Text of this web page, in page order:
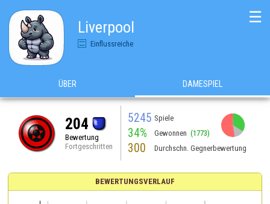
Liverpool
Einflussreiche
☰
ÜBER DAMESPIEL
204
Bewertung
Fortgeschritten
5245 Spiele
34% Gewonnen (1773)
300 Durchschn. Gegnerbewertung
BEWERTUNGSVERLAUF